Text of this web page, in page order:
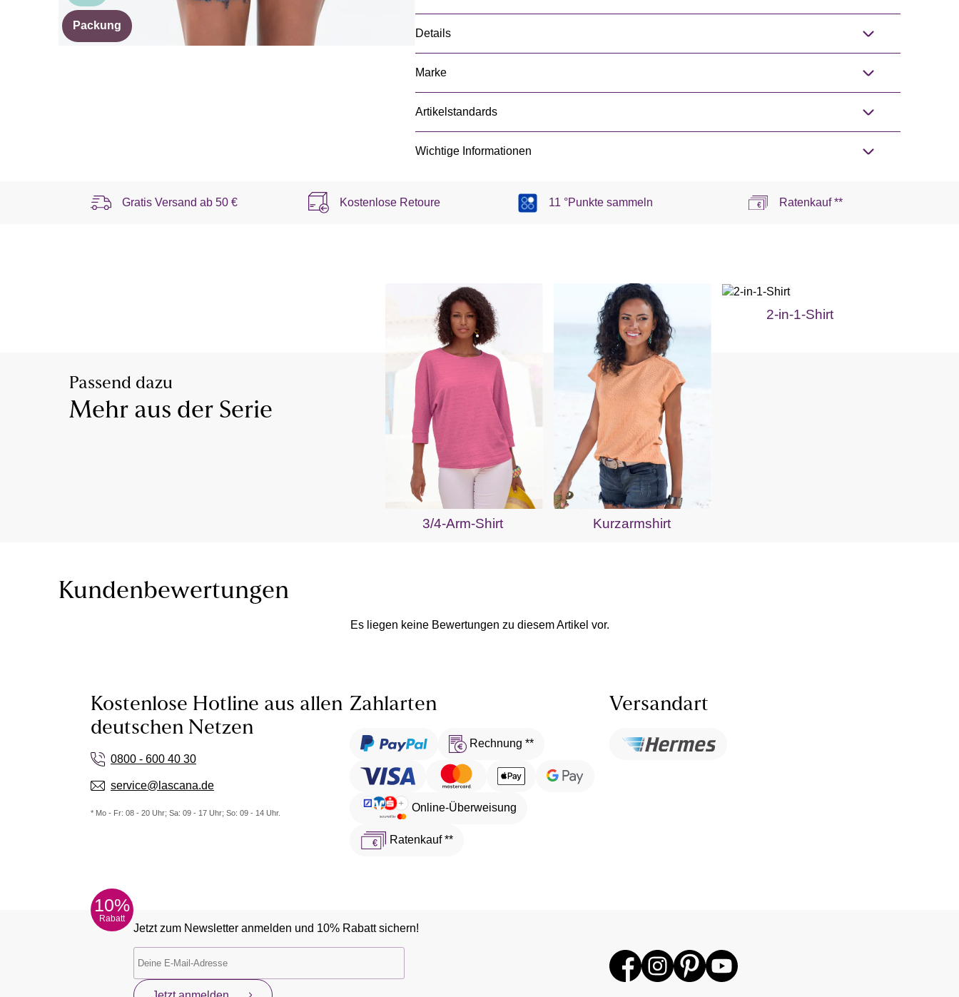
Packung
Details
Marke
Artikelstandards
Wichtige Informationen
Gratis Versand ab 50 € Kostenlose Retoure 11 °Punkte sammeln Ratenkauf **
Passend dazu
Mehr aus der Serie
3/4-Arm-Shirt Kurzarmshirt
2-in-1-Shirt
Kundenbewertungen
Es liegen keine Bewertungen zu diesem Artikel vor.
Kostenlose Hotline aus allen
deutschen Netzen
0800 - 600 40 30
service@lascana.de
* Mo - Fr: 08 - 20 Uhr; Sa: 09 - 17 Uhr; So: 09 - 14 Uhr.
Zahlarten
Rechnung **
Online-Überweisung
Ratenkauf **
Versandart
10%
Rabatt
Jetzt zum Newsletter anmelden und 10% Rabatt sichern!